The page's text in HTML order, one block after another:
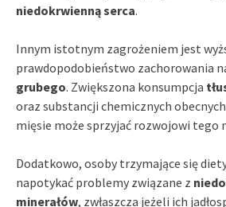
niedokrwienną serca.
Innym istotnym zagrożeniem jest
prawdopodobieństwo zachorowania
grubego. Zwiększona konsumpcja
oraz substancji chemicznych
mięsie może sprzyjać rozwojowi tego
Dodatkowo, osoby trzymające się
napotykać problemy związane z
minerałów, zwłaszcza jeżeli ich